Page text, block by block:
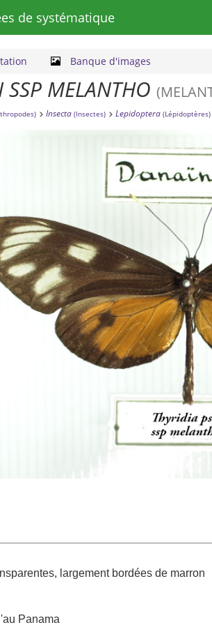
de systématique
Banque d'images
SSP MELANTHO
Insecta (Insectes) Lepidoptera (Lépidoptères)
largement bordées de marron
Panama